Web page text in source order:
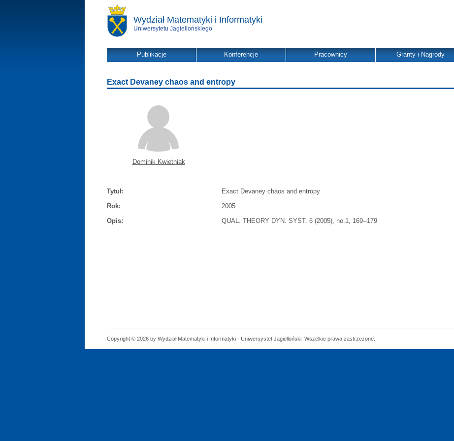
Wydział Matematyki i Informatyki
Uniwersytetu Jagiellońskiego
Publikacje Konferencje Pracownicy Granty i Nagrody
Exact Devaney chaos and entropy
Dominik Kwietniak
Tytuł:
Exact Devaney chaos and entropy
Rok:
2005
Opis:
QUAL. THEORY DYN. SYST. 6 (2005), no.1, 169--179
Copyright © 2026 by Wydział Matematyki i Informatyki - Uniwersystet Jagielloński. Wszelkie prawa zastrzeżone.